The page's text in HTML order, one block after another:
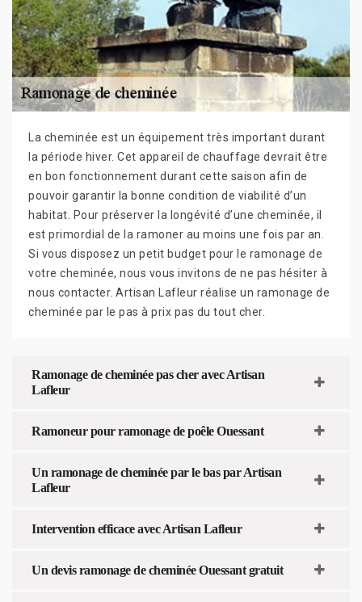
La cheminée est un équipement très important durant
la période hiver. Cet appareil de chauffage devrait être
en bon fonctionnement durant cette saison afin de
pouvoir garantir la bonne condition de viabilité d’un
habitat. Pour préserver la longévité d’une cheminée, il
est primordial de la ramoner au moins une fois par an.
Si vous disposez un petit budget pour le ramonage de
votre cheminée, nous vous invitons de ne pas hésiter à
nous contacter. Artisan Lafleur réalise un ramonage de
cheminée par le pas à prix pas du tout cher.
Ramonage de cheminée pas cher avec Artisan
Lafleur
Ramoneur pour ramonage de poêle Ouessant
Un ramonage de cheminée par le bas par Artisan
Lafleur
Intervention efficace avec Artisan Lafleur
Un devis ramonage de cheminée Ouessant gratuit